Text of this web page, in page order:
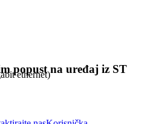
ethernet)
popust na uređaj iz ST